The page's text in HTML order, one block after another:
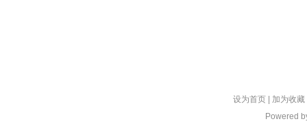
设为首页 加为收藏
Powered